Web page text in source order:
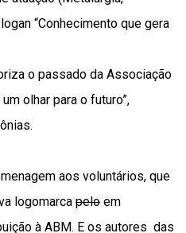
“Conhecimento que gera
o passado da Associação
olhar para o futuro”,
aos voluntários, que
logomarca pelo em
à ABM. E os autores  das